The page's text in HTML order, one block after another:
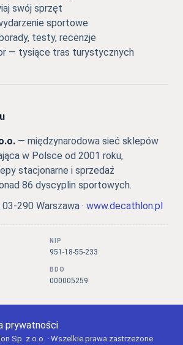
swój sprzęt
sportowe
testy, recenzje
— tysiące tras turystycznych
— międzynarodowa sieć sklepów
w Polsce od 2001 roku,
stacjonarne i sprzedaż
86 dyscyplin sportowych.
290 Warszawa · www.decathlon.pl
NIP
951-18-55-233
BDO
000005259
prywatności
Sp. z o.o. · Wszelkie prawa zastrzeżone